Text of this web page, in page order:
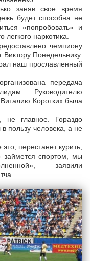
заняв свое время
будет способна не
«попробовать» и
легкого наркотика.
чемпиону
Понедельнику.
наш прославленный
передача
Руководителю
Коротких была
не главное. Гораздо
пользу человека, а не
перестанет курить,
займется спортом, мы
— заявили